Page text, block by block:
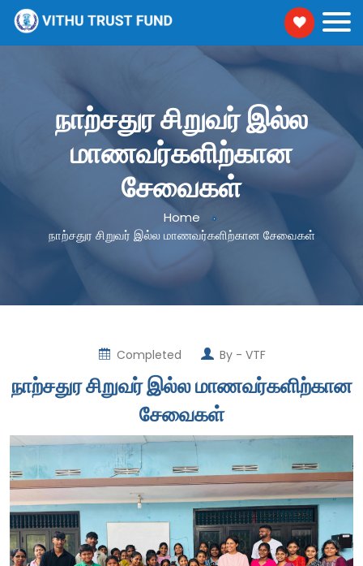
நாற்சதுர சிறுவர் இல்ல
மாணவர்களிற்கான
சேவைகள்
Home
நாற்சதுர சிறுவர் இல்ல மாணவர்களிற்கான சேவைகள்
Completed By - VTF
நாற்சதுர சிறுவர் இல்ல மாணவர்களிற்கான
சேவைகள்